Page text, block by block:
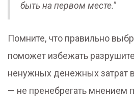
быть на первом месте."
Помните, что правильно
поможет избежать
ненужных денежных затрат
— не пренебрегать мнением